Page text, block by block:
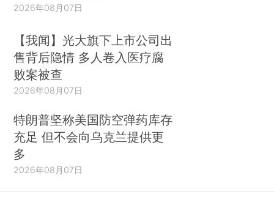
2026年08月07日
【我闻】光大旗下上市公司出
售背后隐情 多人卷入医疗腐
败案被查
2026年08月07日
特朗普坚称美国防空弹药库存
充足 但不会向乌克兰提供更
多
2026年08月07日